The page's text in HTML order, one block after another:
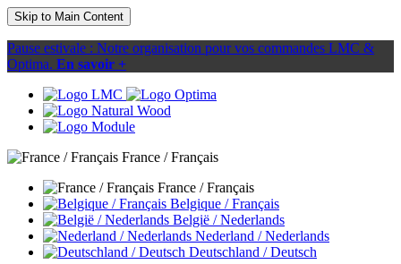
Skip to Main Content
Pause estivale : Notre organisation pour vos commandes LMC &
Optima. En savoir +
France / Français
France / Français
Belgique / Français
België / Nederlands
Nederland / Nederlands
Deutschland / Deutsch